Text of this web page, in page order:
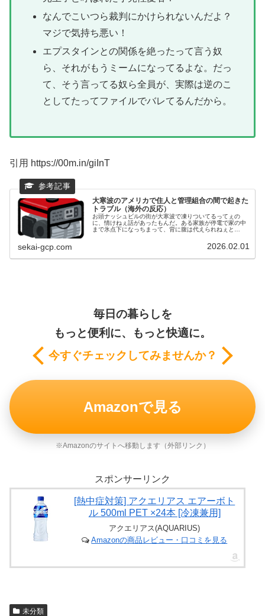
なんでこいつら裁判にかけられないんだよ？
マジで気持ち悪い！
エプスタインとの関係を絶ったって言う奴
ら、それがもうミームになってるよな。だっ
て、そう言ってる奴ら全員が、実際は逆のこ
としてたってファイルでバレてるんだから。
引用 https://00m.in/giInT
大寒波のアメリカで住人と管理組合の間で起きた
トラブル（海外の反応）
お頭ナッシュビルの街が大寒波で凍りついてるってぇの
に、情けねぇ話があったもんだ。ある家族が停電で家の中
まで氷点下になっちまって、背に腹は代えられねぇと
sekai-gcp.com 2026.02.01
毎日の暮らしを
もっと便利に、もっと快適に。
今すぐチェックしてみませんか？
Amazonで見る
※Amazonのサイトへ移動します（外部リンク）
スポンサーリンク
[熱中症対策] アクエリアス エアーボト
ル 500ml PET ×24本 [冷凍兼用]
アクエリアス(AQUARIUS)
Amazonの商品レビュー・口コミを見る
未分類